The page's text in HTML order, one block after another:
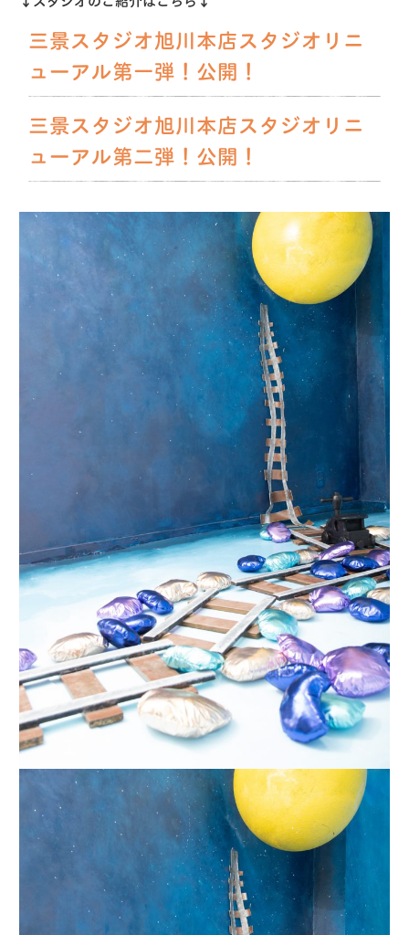
三景スタジオ旭川本店スタジオリニ
ューアル第一弾！公開！
三景スタジオ旭川本店スタジオリニ
ューアル第二弾！公開！